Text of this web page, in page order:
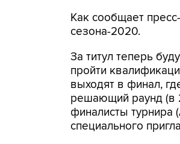
Как сообщает
сезона-2020.
За титул теперь
пройти
выходят в финал,
решающий раунд (в
финалисты турнира
специального